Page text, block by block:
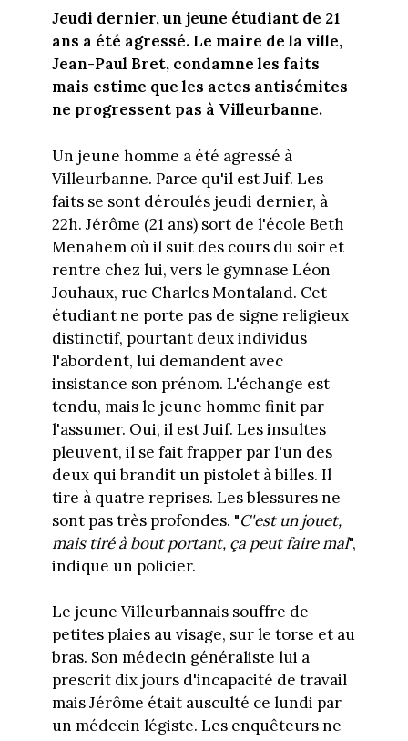
Jeudi dernier, un jeune étudiant de 21
ans a été agressé. Le maire de la ville,
Jean-Paul Bret, condamne les faits
mais estime que les actes antisémites
ne progressent pas à Villeurbanne.
Un jeune homme a été agressé à
Villeurbanne. Parce qu'il est Juif. Les
faits se sont déroulés jeudi dernier, à
22h. Jérôme (21 ans) sort de l'école Beth
Menahem où il suit des cours du soir et
rentre chez lui, vers le gymnase Léon
Jouhaux, rue Charles Montaland. Cet
étudiant ne porte pas de signe religieux
distinctif, pourtant deux individus
l'abordent, lui demandent avec
insistance son prénom. L'échange est
tendu, mais le jeune homme finit par
l'assumer. Oui, il est Juif. Les insultes
pleuvent, il se fait frapper par l'un des
deux qui brandit un pistolet à billes. Il
tire à quatre reprises. Les blessures ne
sont pas très profondes. "C'est un jouet,
mais tiré à bout portant, ça peut faire mal",
indique un policier.
Le jeune Villeurbannais souffre de
petites plaies au visage, sur le torse et au
bras. Son médecin généraliste lui a
prescrit dix jours d'incapacité de travail
mais Jérôme était ausculté ce lundi par
un médecin légiste. Les enquêteurs ne